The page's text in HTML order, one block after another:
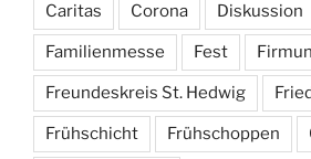
Caritas Corona Diskussion
Familienmesse Fest
Freundeskreis St. Hedwig
Frühschicht Frühschoppen